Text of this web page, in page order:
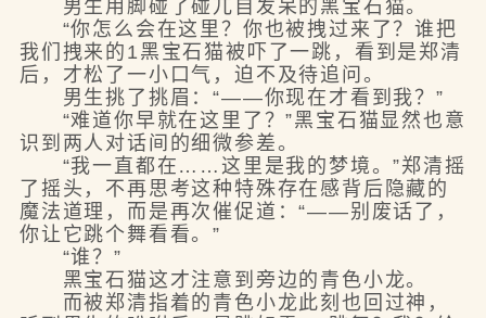
男生用脚碰了碰兀自发呆的黑宝石猫。
“你怎么会在这里？你也被拽过来了？谁把
我们拽来的1黑宝石猫被吓了一跳，看到是郑清
后，才松了一小口气，迫不及待追问。
男生挑了挑眉：“——你现在才看到我？”
“难道你早就在这里了？”黑宝石猫显然也意
识到两人对话间的细微参差。
“我一直都在……这里是我的梦境。”郑清摇
了摇头，不再思考这种特殊存在感背后隐藏的
魔法道理，而是再次催促道：“——别废话了，
你让它跳个舞看看。”
“谁？”
黑宝石猫这才注意到旁边的青色小龙。
而被郑清指着的青色小龙此刻也回过神，